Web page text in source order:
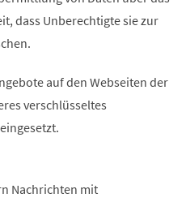
dass Unberechtigte sie zur
auf den Webseiten der
verschlüsseltes
Nachrichten mit